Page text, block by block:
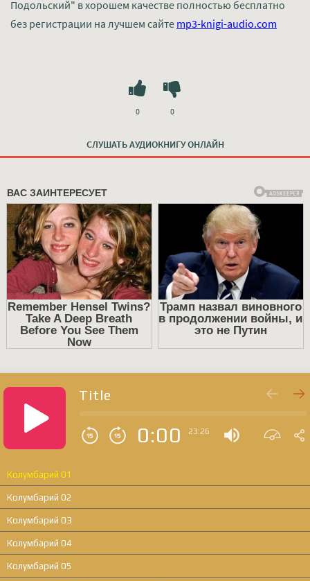
Подольский" в хорошем качестве полностью бесплатно
без регистрации на лучшем сайте mp3-knigi-audio.com
СЛУШАТЬ АУДИОКНИГУ ОНЛАЙН
0 0
Title
0:00 23:26
Колумбарий 01
Колумбарий 02
Колумбарий 03
Колумбарий 04
Колумбарий 05